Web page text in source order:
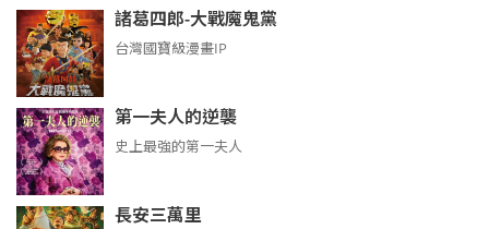
諸葛四郎-大戰魔鬼黨
台灣國寶級漫畫IP
第一夫人的逆襲
史上最強的第一夫人
長安三萬里